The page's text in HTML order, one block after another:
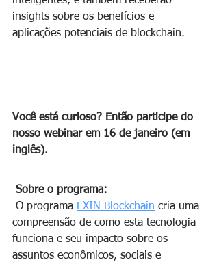
insights sobre os benefícios e
aplicações potenciais de blockchain.
Você está curioso? Então participe do
nosso webinar em 16 de janeiro (em
inglês).
Sobre o programa:
O programa EXIN Blockchain cria uma
compreensão de como esta tecnologia
funciona e seu impacto sobre os
assuntos econômicos, sociais e